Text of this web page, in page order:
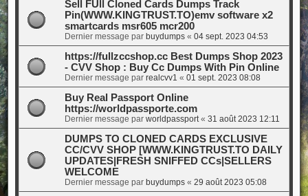
Sell FUll Cloned Cards Dumps Track
Pin(WWW.KINGTRUST.TO)emv software x2
smartcards msr605 mcr200
Dernier message par buydumps« 04 sept. 2023 04:53
https://fullzccshop.cc Best Dumps Shop 2023
- CVV Shop : Buy Cc Dumps With Pin Online
Dernier message par realcvv1 « 01 sept. 2023 08:08
Buy Real Passport Online
https://worldpassporte.com
Dernier message par worldpassport« 31 août 2023 12:11
DUMPS TO CLONED CARDS EXCLUSIVE
CC/CVV SHOP [WWW.KINGTRUST.TO DAILY
UPDATES|FRESH SNIFFED CCs|SELLERS
WELCOME
Dernier message par buydumps« 29 août 2023 05:08